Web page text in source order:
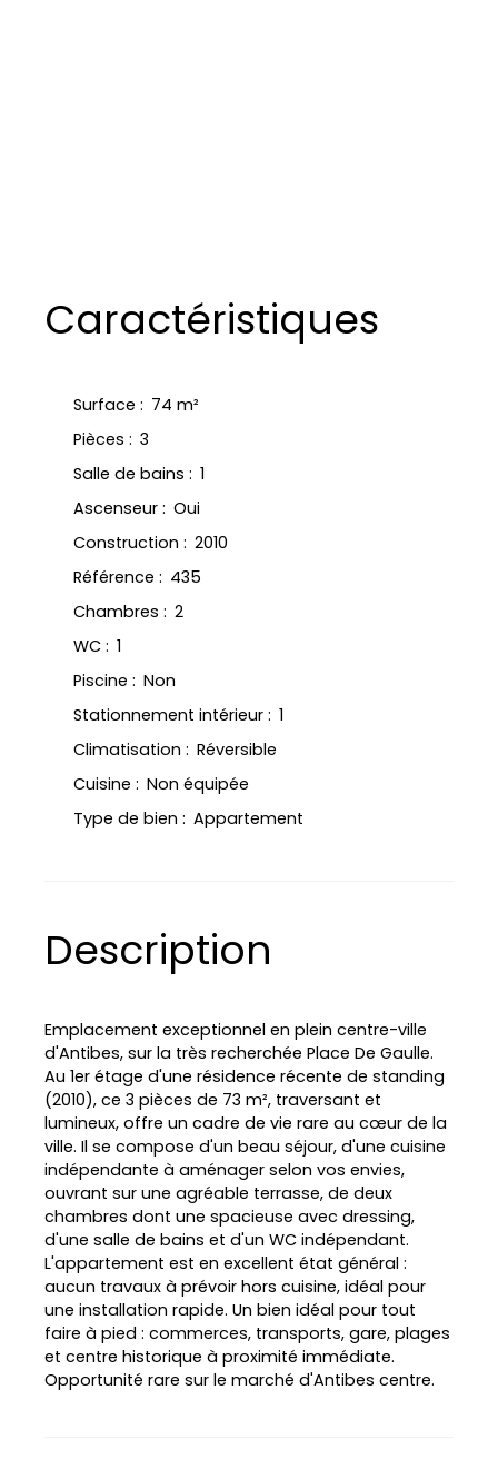
Caractéristiques
Surface : 74 m²
Pièces : 3
Salle de bains : 1
Ascenseur : Oui
Construction : 2010
Référence : 435
Chambres : 2
WC : 1
Piscine : Non
Stationnement intérieur : 1
Climatisation : Réversible
Cuisine : Non équipée
Type de bien : Appartement
Description
Emplacement exceptionnel en plein centre-ville
d'Antibes, sur la très recherchée Place De Gaulle.
Au 1er étage d'une résidence récente de standing
(2010), ce 3 pièces de 73 m², traversant et
lumineux, offre un cadre de vie rare au cœur de la
ville. Il se compose d'un beau séjour, d'une cuisine
indépendante à aménager selon vos envies,
ouvrant sur une agréable terrasse, de deux
chambres dont une spacieuse avec dressing,
d'une salle de bains et d'un WC indépendant.
L'appartement est en excellent état général :
aucun travaux à prévoir hors cuisine, idéal pour
une installation rapide. Un bien idéal pour tout
faire à pied : commerces, transports, gare, plages
et centre historique à proximité immédiate.
Opportunité rare sur le marché d'Antibes centre.